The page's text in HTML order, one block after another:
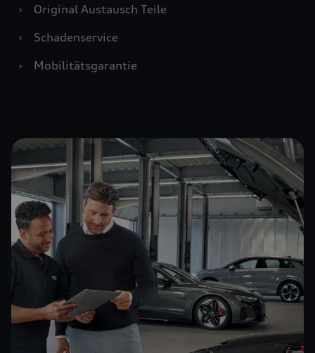
›
Original Austausch Teile
›
Schadenservice
›
Mobilitätsgarantie